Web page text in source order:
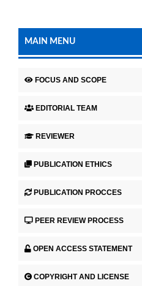
MAIN MENU
FOCUS AND SCOPE
EDITORIAL TEAM
REVIEWER
PUBLICATION ETHICS
PUBLICATION PROCCES
PEER REVIEW PROCESS
OPEN ACCESS STATEMENT
COPYRIGHT AND LICENSE